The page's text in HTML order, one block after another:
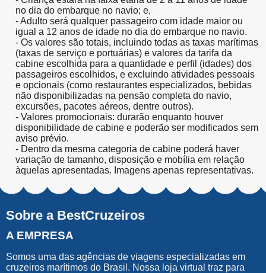
no dia do embarque no navio; e,
- Adulto será qualquer passageiro com idade maior ou
igual a 12 anos de idade no dia do embarque no navio.
- Os valores são totais, incluindo todas as taxas marítimas
(taxas de serviço e portuárias) e valores da tarifa da
cabine escolhida para a quantidade e perfil (idades) dos
passageiros escolhidos, e excluindo atividades pessoais
e opcionais (como restaurantes especializados, bebidas
não disponibilizadas na pensão completa do navio,
excursões, pacotes aéreos, dentre outros).
- Valores promocionais: durarão enquanto houver
disponibilidade de cabine e poderão ser modificados sem
aviso prévio.
- Dentro da mesma categoria de cabine poderá haver
variação de tamanho, disposição e mobília em relação
àquelas apresentadas. Imagens apenas representativas.
Sobre a BestCruzeiros
A EMPRESA
Somos uma das agências de viagens especializadas em
cruzeiros marítimos do Brasil. Nossa loja virtual traz para